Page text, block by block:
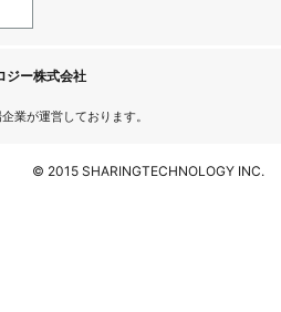
ジー株式会社
業が運営しております。
© 2015 SHARINGTECHNOLOGY INC.